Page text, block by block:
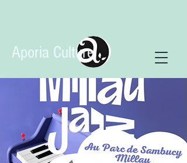
Aporia Culture